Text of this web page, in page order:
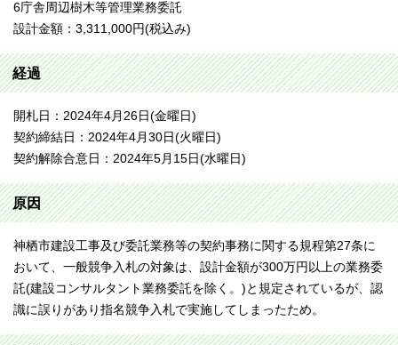
6庁舎周辺樹木等管理業務委託
設計金額：3,311,000円(税込み)
経過
開札日：2024年4月26日(金曜日)
契約締結日：2024年4月30日(火曜日)
契約解除合意日：2024年5月15日(水曜日)
原因
神栖市建設工事及び委託業務等の契約事務に関する規程第27条に
おいて、一般競争入札の対象は、設計金額が300万円以上の業務委
託(建設コンサルタント業務委託を除く。)と規定されているが、認
識に誤りがあり指名競争入札で実施してしまったため。